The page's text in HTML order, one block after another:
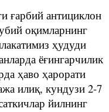
ғарбий антициклон
оқимларнинг
ҳудуди
ёғингарчилик
ҳаво ҳарорати
илиқ, кундузи 2-7
йилнинг